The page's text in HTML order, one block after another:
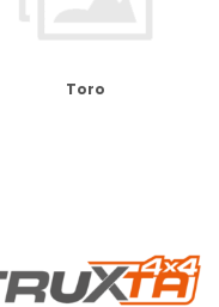
Toro